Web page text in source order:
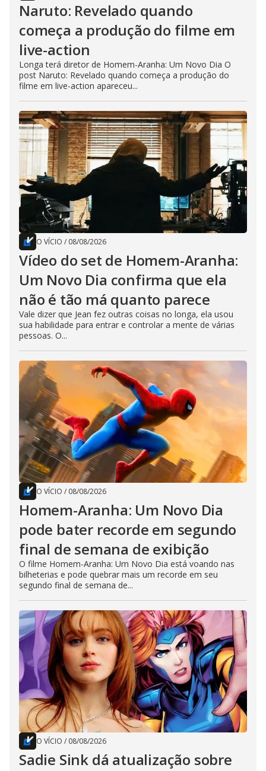
Naruto: Revelado quando
começa a produção do filme em
live-action
Longa terá diretor de Homem-Aranha: Um Novo Dia O
post Naruto: Revelado quando começa a produção do
filme em live-action apareceu...
O VÍCIO / 08/08/2026
Vídeo do set de Homem-Aranha:
Um Novo Dia confirma que ela
não é tão má quanto parece
Vale dizer que Jean fez outras coisas no longa, ela usou
sua habilidade para entrar e controlar a mente de várias
pessoas. O...
O VÍCIO / 08/08/2026
Homem-Aranha: Um Novo Dia
pode bater recorde em segundo
final de semana de exibição
O filme Homem-Aranha: Um Novo Dia está voando nas
bilheterias e pode quebrar mais um recorde em seu
segundo final de semana de...
O VÍCIO / 08/08/2026
Sadie Sink dá atualização sobre